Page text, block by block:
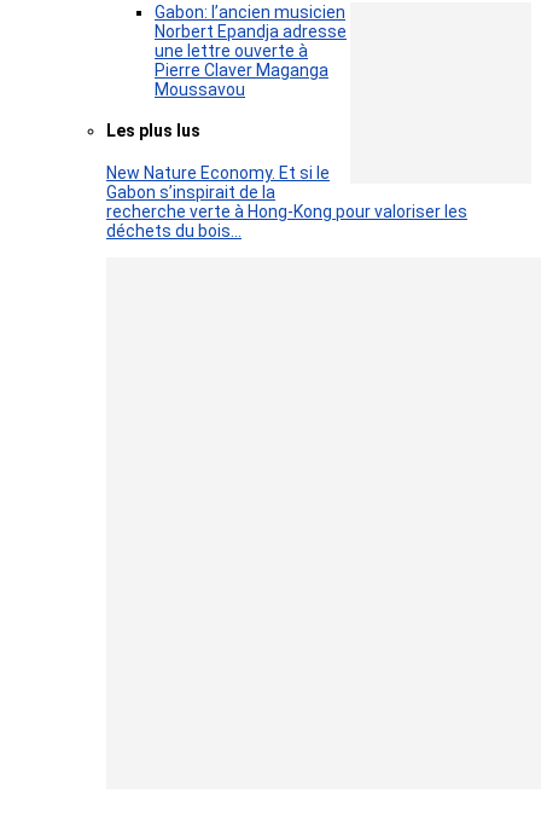
Gabon: l’ancien musicien
Norbert Epandja adresse
une lettre ouverte à
Pierre Claver Maganga
Moussavou
Les plus lus
New Nature Economy. Et si le
Gabon s’inspirait de la
recherche verte à Hong-Kong pour valoriser les
déchets du bois…